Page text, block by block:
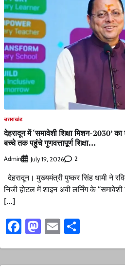
उत्तराखंड
देहरादून में ‘समावेशी शिक्षा मिशन-2030’
बच्चे तक पहुंचे गुणवत्तापूर्ण शिक्षा…
Admin July 19, 2026 2
देहरादून। मुख्यमंत्री पुष्कर सिंह धामी ने
निजी होटल में शाइन अवी लर्निंग के
[…]
Facebook
Mastodon
Email